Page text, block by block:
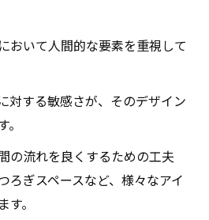
おいて人間的な要素を重視して
対する敏感さが、そのデザイン
の流れを良くするための工夫
ろぎスペースなど、様々なアイ
。